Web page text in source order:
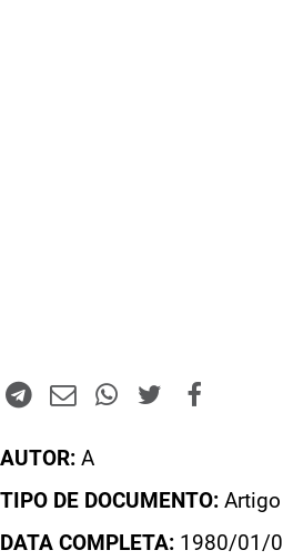
AUTOR: A
TIPO DE DOCUMENTO:
DATA COMPLETA: 1980/01/